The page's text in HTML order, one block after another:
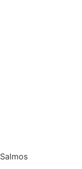
Salmos